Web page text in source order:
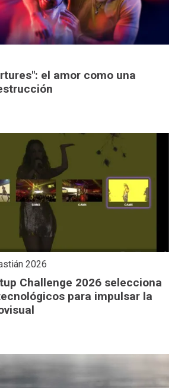
el amor como una
2026
Challenge 2026 selecciona
para impulsar la